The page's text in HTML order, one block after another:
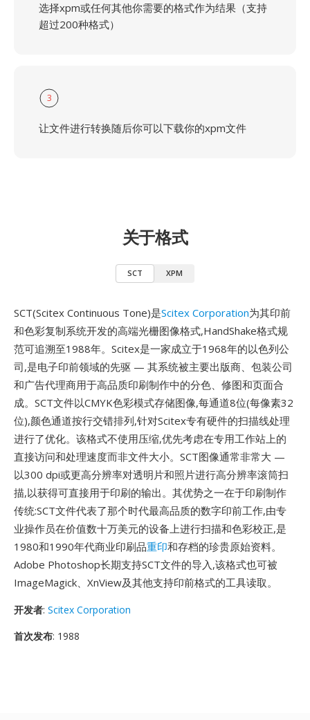
选择xpm或任何其他你需要的格式作为结果（支持
超过200种格式）
3
让文件进行转换随后你可以下载你的xpm文件
关于格式
SCT XPM
SCT(Scitex Continuous Tone)是Scitex Corporation为其印前
和色彩复制系统开发的高端光栅图像格式,HandShake格式规
范可追溯至1988年。Scitex是一家成立于1968年的以色列公
司,是电子印前领域的先驱 — 其系统被主要出版商、包装公司
和广告代理商用于高品质印刷制作中的分色、修图和页面合
成。SCT文件以CMYK色彩模式存储图像,每通道8位(每像素32
位),颜色通道按行交错排列,针对Scitex专有硬件的扫描线处理
进行了优化。该格式不使用压缩,优先考虑在专用工作站上的
直接访问和处理速度而非文件大小。SCT图像通常非常大 —
以300 dpi或更高分辨率对透明片和照片进行高分辨率滚筒扫
描,以获得可直接用于印刷的输出。其优势之一在于印刷制作
传统:SCT文件代表了那个时代最高品质的数字印前工作,由专
业操作员在价值数十万美元的设备上进行扫描和色彩校正,是
1980和1990年代商业印刷品重印和存档的珍贵原始资料。
Adobe Photoshop长期支持SCT文件的导入,该格式也可被
ImageMagick、XnView及其他支持印前格式的工具读取。
开发者: Scitex Corporation
首次发布: 1988